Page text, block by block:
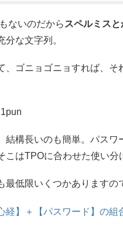
ないのだから スペルミスと
な文字列。
、ゴニョゴニョすれば、
結構長いのも簡単。パス
はTPOに合わせた使い分
低限いくつかありますの
経】＋【パスワード】の